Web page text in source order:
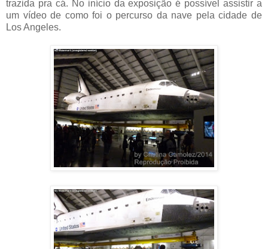
trazida pra cá. No início da exposição é possível assistir a
um vídeo de como foi o percurso da nave pela cidade de
Los Angeles.